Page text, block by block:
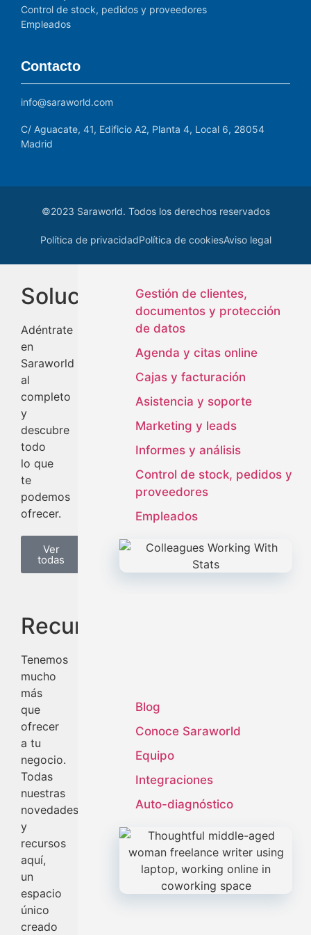
Control de stock, pedidos y proveedores
Empleados
Contacto
info@saraworld.com
C/ Aguacate, 41, Edificio A2, Planta 4, Local 6, 28054
Madrid
©2023 Saraworld. Todos los derechos reservados
Política de privacidadPolítica de cookiesAviso legal
Soluciones
Adéntrate
en
Saraworld
al
completo
y
descubre
todo
lo que
te
podemos
ofrecer.
Ver
todas
Gestión de clientes,
documentos y protección
de datos
Agenda y citas online
Cajas y facturación
Asistencia y soporte
Marketing y leads
Informes y análisis
Control de stock, pedidos y
proveedores
Empleados
Recursos
Tenemos
mucho
más
que
ofrecer
a tu
negocio.
Todas
nuestras
novedades
y
recursos
aquí,
un
espacio
único
creado
Blog
Conoce Saraworld
Equipo
Integraciones
Auto-diagnóstico